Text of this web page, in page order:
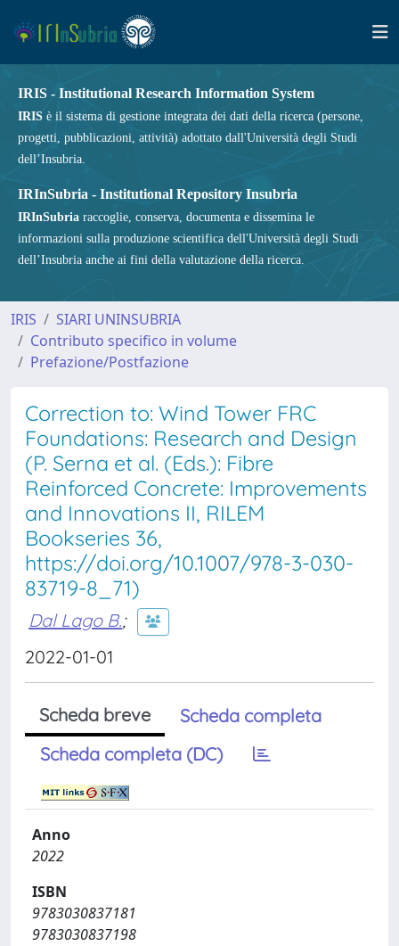
IRIS - Institutional Research Information System
IRIS è il sistema di gestione integrata dei dati della ricerca (persone,
progetti, pubblicazioni, attività) adottato dall'Università degli Studi
dell’Insubria.
IRInSubria - Institutional Repository Insubria
IRInSubria raccoglie, conserva, documenta e dissemina le
informazioni sulla produzione scientifica dell'Università degli Studi
dell’Insubria anche ai fini della valutazione della ricerca.
IRIS
SIARI UNINSUBRIA
Contributo specifico in volume
Prefazione/Postfazione
Correction to: Wind Tower FRC
Foundations: Research and Design
(P. Serna et al. (Eds.): Fibre
Reinforced Concrete: Improvements
and Innovations II, RILEM
Bookseries 36,
https://doi.org/10.1007/978-3-030-
83719-8_71)
Dal Lago B.;
2022-01-01
Scheda breve
Scheda completa
Scheda completa (DC)
Anno
2022
ISBN
9783030837181
9783030837198